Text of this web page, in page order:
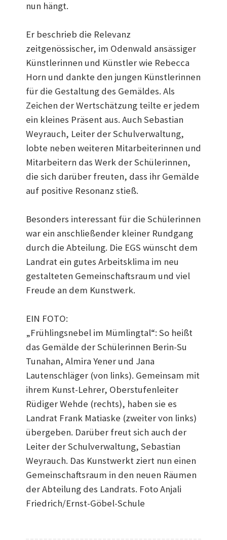
nun hängt.
Er beschrieb die Relevanz
zeitgenössischer, im Odenwald ansässiger
Künstlerinnen und Künstler wie Rebecca
Horn und dankte den jungen Künstlerinnen
für die Gestaltung des Gemäldes. Als
Zeichen der Wertschätzung teilte er jedem
ein kleines Präsent aus. Auch Sebastian
Weyrauch, Leiter der Schulverwaltung,
lobte neben weiteren Mitarbeiterinnen und
Mitarbeitern das Werk der Schülerinnen,
die sich darüber freuten, dass ihr Gemälde
auf positive Resonanz stieß.
Besonders interessant für die Schülerinnen
war ein anschließender kleiner Rundgang
durch die Abteilung. Die EGS wünscht dem
Landrat ein gutes Arbeitsklima im neu
gestalteten Gemeinschaftsraum und viel
Freude an dem Kunstwerk.
EIN FOTO:
„Frühlingsnebel im Mümlingtal“: So heißt
das Gemälde der Schülerinnen Berin-Su
Tunahan, Almira Yener und Jana
Lautenschläger (von links). Gemeinsam mit
ihrem Kunst-Lehrer, Oberstufenleiter
Rüdiger Wehde (rechts), haben sie es
Landrat Frank Matiaske (zweiter von links)
übergeben. Darüber freut sich auch der
Leiter der Schulverwaltung, Sebastian
Weyrauch. Das Kunstwerkt ziert nun einen
Gemeinschaftsraum in den neuen Räumen
der Abteilung des Landrats. Foto Anjali
Friedrich/Ernst-Göbel-Schule